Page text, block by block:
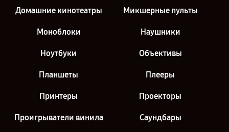
Домашние кинотеатры Микшерные пульты
Моноблоки Наушники
Ноутбуки Объективы
Планшеты Плееры
Принтеры Проекторы
Проигрыватели винила Саундбары